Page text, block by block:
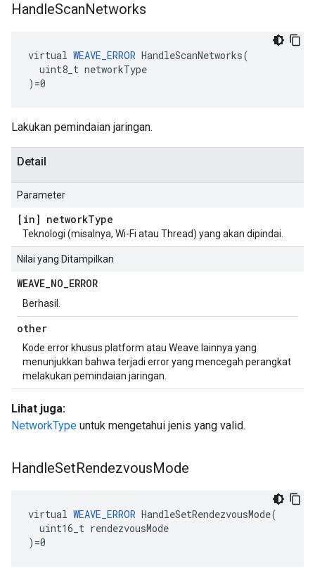
HandleScanNetworks
virtual WEAVE_ERROR HandleScanNetworks(
  uint8_t networkType
)=0
Lakukan pemindaian jaringan.
Detail
Parameter
[in] networkType
Teknologi (misalnya, Wi-Fi atau Thread) yang akan dipindai.
Nilai yang Ditampilkan
WEAVE_NO_ERROR
Berhasil.
other
Kode error khusus platform atau Weave lainnya yang
menunjukkan bahwa terjadi error yang mencegah perangkat
melakukan pemindaian jaringan.
Lihat juga:
NetworkType untuk mengetahui jenis yang valid.
HandleSetRendezvousMode
virtual WEAVE_ERROR HandleSetRendezvousMode(
  uint16_t rendezvousMode
)=0